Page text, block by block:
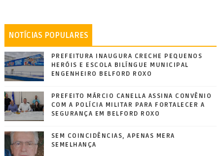
NOTÍCIAS POPULARES
PREFEITURA INAUGURA CRECHE PEQUENOS
HERÓIS E ESCOLA BILÍNGUE MUNICIPAL
ENGENHEIRO BELFORD ROXO
PREFEITO MÁRCIO CANELLA ASSINA CONVÊNIO
COM A POLÍCIA MILITAR PARA FORTALECER A
SEGURANÇA EM BELFORD ROXO
SEM COINCIDÊNCIAS, APENAS MERA
SEMELHANÇA